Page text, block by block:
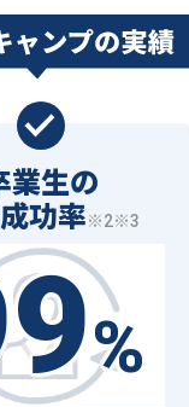
業生の
功率※2※3
%